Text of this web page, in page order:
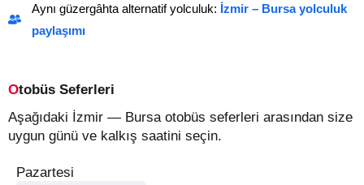
Aynı güzergâhta alternatif yolculuk: İzmir – Bursa yolculuk
paylaşımı
Otobüs Seferleri
Aşağıdaki İzmir — Bursa otobüs seferleri arasından size
uygun günü ve kalkış saatini seçin.
Pazartesi